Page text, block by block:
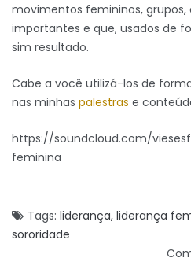
movimentos femininos, grupos,
importantes e que, usados de
sim resultado.
Cabe a você utilizá-los de
nas minhas palestras e
https://soundcloud.com/
feminina
Tags: liderança, liderança
sororidade